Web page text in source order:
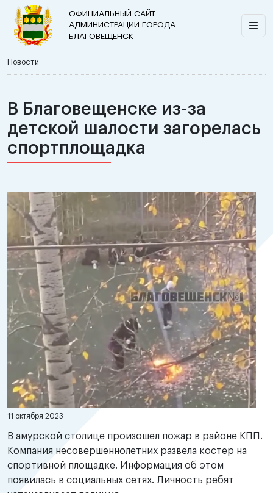
ОФИЦИАЛЬНЫЙ САЙТ
АДМИНИСТРАЦИИ ГОРОДА
БЛАГОВЕЩЕНСК
Новости
В Благовещенске из-за
детской шалости загорелась
спортплощадка
11 октября 2023
В амурской столице произошел пожар в районе КПП.
Компания несовершеннолетних развела костер на
спортивной площадке. Информация об этом
появилась в социальных сетях. Личность ребят